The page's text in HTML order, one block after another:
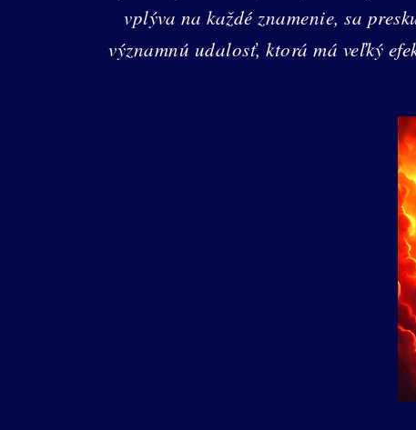
vplýva na každé znamenie, sa
významnú udalosť, ktorá má veľký